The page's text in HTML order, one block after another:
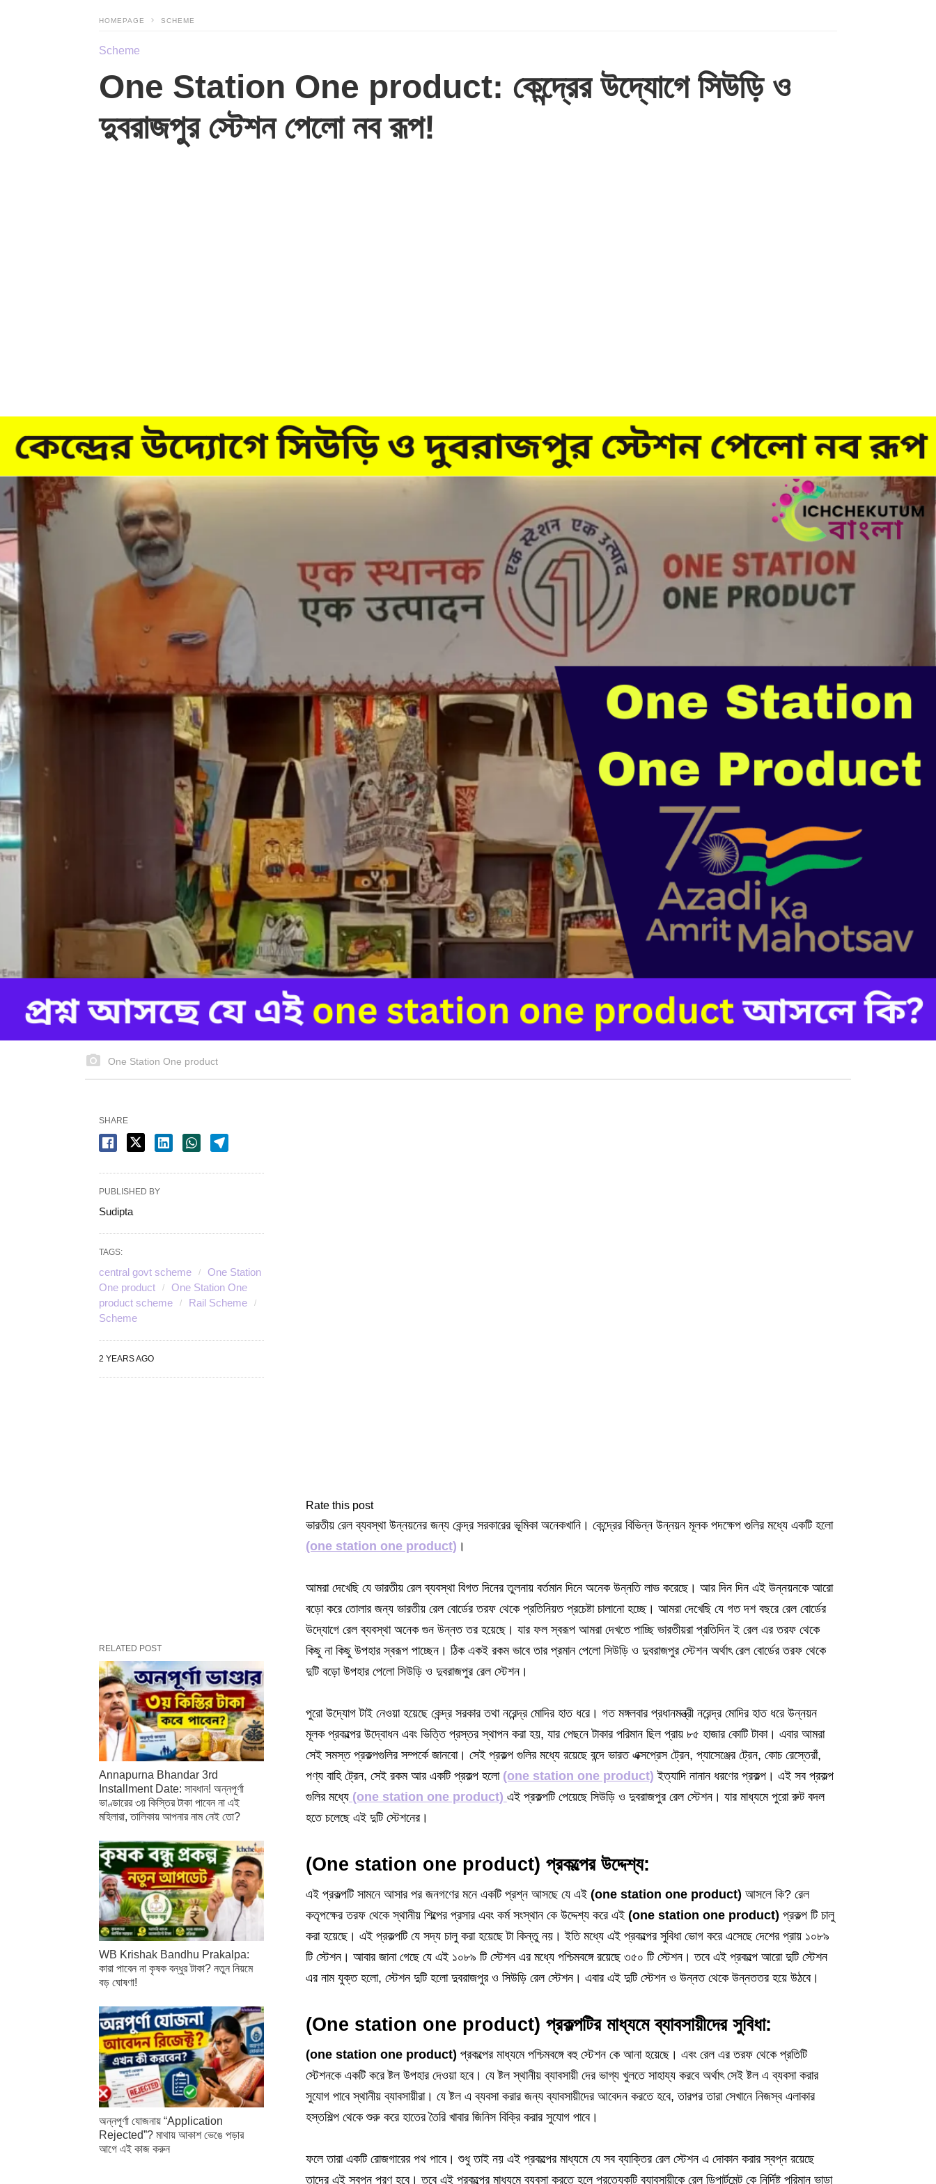
HOMEPAGE SCHEME
Scheme
One Station One product: কেন্দ্রের উদ্যোগে সিউড়ি ও
দুবরাজপুর স্টেশন পেলো নব রূপ!
One Station One product
Rate this post
ভারতীয় রেল ব্যবস্থা উন্নয়নের জন্য কেন্দ্র সরকারের ভূমিকা অনেকখানি। কেন্দ্রের বিভিন্ন উন্নয়ন মূলক পদক্ষেপ গুলির মধ্যে একটি হলো
(one station one product) ।
আমরা দেখেছি যে ভারতীয় রেল ব্যবস্থা বিগত দিনের তুলনায় বর্তমান দিনে অনেক উন্নতি লাভ করেছে। আর দিন দিন এই উন্নয়নকে আরো
বড়ো করে তোলার জন্য ভারতীয় রেল বোর্ডের তরফ থেকে প্রতিনিয়ত প্রচেষ্টা চালানো হচ্ছে। আমরা দেখেছি যে গত দশ বছরে রেল বোর্ডের
উদ্যোগে রেল ব্যবস্থা অনেক গুন উন্নত তর হয়েছে। যার ফল স্বরূপ আমরা দেখতে পাচ্ছি ভারতীয়রা প্রতিদিন ই রেল এর তরফ থেকে
কিছু না কিছু উপহার স্বরূপ পাচ্ছেন। ঠিক একই রকম ভাবে তার প্রমান পেলো সিউড়ি ও দুবরাজপুর স্টেশন অর্থাৎ রেল বোর্ডের তরফ থেকে
দুটি বড়ো উপহার পেলো সিউড়ি ও দুবরাজপুর রেল স্টেশন।
পুরো উদ্যোগ টাই নেওয়া হয়েছে কেন্দ্র সরকার তথা নরেন্দ্র মোদির হাত ধরে। গত মঙ্গলবার প্রধানমন্ত্রী নরেন্দ্র মোদির হাত ধরে উন্নয়ন
মূলক প্রকল্পের উদ্বোধন এবং ভিত্তি প্রস্তর স্থাপন করা হয়, যার পেছনে টাকার পরিমান ছিল প্রায় ৮৫ হাজার কোটি টাকা। এবার আমরা
সেই সমস্ত প্রকল্পগুলির সম্পর্কে জানবো। সেই প্রকল্প গুলির মধ্যে রয়েছে বন্দে ভারত এক্সপ্রেস ট্রেন, প্যাসেঞ্জের ট্রেন, কোচ রেস্তেরাঁ,
পণ্য বাহি ট্রেন, সেই রকম আর একটি প্রকল্প হলো (one station one product) ইত্যাদি নানান ধরণের প্রকল্প। এই সব প্রকল্প
গুলির মধ্যে (one station one product) এই প্রকল্পটি পেয়েছে সিউড়ি ও দুবরাজপুর রেল স্টেশন। যার মাধ্যমে পুরো রুট বদল
হতে চলেছে এই দুটি স্টেশনের।
(One station one product) প্রকল্পের উদ্দেশ্য:
এই প্রকল্পটি সামনে আসার পর জনগণের মনে একটি প্রশ্ন আসছে যে এই (one station one product) আসলে কি? রেল
কতৃপক্ষের তরফ থেকে স্থানীয় শিল্পের প্রসার এবং কর্ম সংস্থান কে উদ্দেশ্য করে এই (one station one product) প্রকল্প টি চালু
করা হয়েছে। এই প্রকল্পটি যে সদ্য চালু করা হয়েছে টা কিন্তু নয়। ইতি মধ্যে এই প্রকল্পের সুবিধা ভোগ করে এসেছে দেশের প্রায় ১০৮৯
টি স্টেশন। আবার জানা গেছে যে এই ১০৮৯ টি স্টেশন এর মধ্যে পশ্চিমবঙ্গে রয়েছে ৩৫০ টি স্টেশন। তবে এই প্রকল্পে আরো দুটি স্টেশন
এর নাম যুক্ত হলো, স্টেশন দুটি হলো দুবরাজপুর ও সিউড়ি রেল স্টেশন। এবার এই দুটি স্টেশন ও উন্নত থেকে উন্নততর হয়ে উঠবে।
(One station one product) প্রকল্পটির মাধ্যমে ব্যাবসায়ীদের সুবিধা:
(one station one product) প্রকল্পের মাধ্যমে পশ্চিমবঙ্গে বহু স্টেশন কে আনা হয়েছে। এবং রেল এর তরফ থেকে প্রতিটি
স্টেশনকে একটি করে ষ্টল উপহার দেওয়া হবে। যে ষ্টল স্থানীয় ব্যাবসায়ী দের ভাগ্য খুলতে সাহায্য করবে অর্থাৎ সেই ষ্টল এ ব্যবসা করার
সুযোগ পাবে স্থানীয় ব্যাবসায়ীরা। যে ষ্টল এ ব্যবসা করার জন্য ব্যাবসায়ীদের আবেদন করতে হবে, তারপর তারা সেখানে নিজস্ব এলাকার
হস্তশিল্প থেকে শুরু করে হাতের তৈরি খাবার জিনিস বিক্রি করার সুযোগ পাবে।
ফলে তারা একটি রোজগারের পথ পাবে। শুধু তাই নয় এই প্রকল্পের মাধ্যমে যে সব ব্যাক্তির রেল স্টেশন এ দোকান করার স্বপ্ন রয়েছে
তাদের এই স্বপ্ন পূরণ হবে। তবে এই প্রকল্পের মাধ্যমে ব্যবসা করতে হলে প্রত্যেকটি ব্যাবসায়ীকে রেল ডিপার্টমেন্ট কে নির্দিষ্ট পরিমান ভাড়া
SHARE
PUBLISHED BY
Sudipta
TAGS:
central govt scheme
One Station
One product
One Station One
product scheme
Rail Scheme
Scheme
2 YEARS AGO
RELATED POST
Annapurna Bhandar 3rd
Installment Date: সাবধান! অন্নপূর্ণা
ভাণ্ডারের ৩য় কিস্তির টাকা পাবেন না এই
মহিলারা, তালিকায় আপনার নাম নেই তো?
WB Krishak Bandhu Prakalpa:
কারা পাবেন না কৃষক বন্ধুর টাকা? নতুন নিয়মে
বড় ঘোষণা!
অন্নপূর্ণা যোজনায় “Application
Rejected”? মাথায় আকাশ ভেঙে পড়ার
আগে এই কাজ করুন